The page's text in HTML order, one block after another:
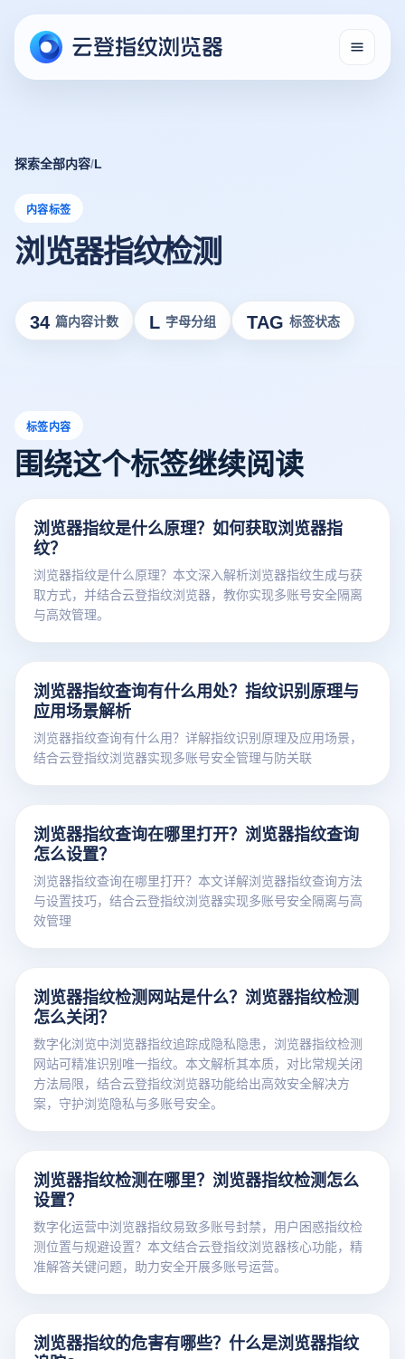
探索全部内容/L
内容标签
浏览器指纹检测
34 篇内容计数 L 字母分组 TAG 标签状态
标签内容
围绕这个标签继续阅读
浏览器指纹是什么原理？如何获取浏览器指
纹？
浏览器指纹是什么原理？本文深入解析浏览器指纹生成与获
取方式，并结合云登指纹浏览器，教你实现多账号安全隔离
与高效管理。
浏览器指纹查询有什么用处？指纹识别原理与
应用场景解析
浏览器指纹查询有什么用？详解指纹识别原理及应用场景，
结合云登指纹浏览器实现多账号安全管理与防关联
浏览器指纹查询在哪里打开？浏览器指纹查询
怎么设置？
浏览器指纹查询在哪里打开？本文详解浏览器指纹查询方法
与设置技巧，结合云登指纹浏览器实现多账号安全隔离与高
效管理
浏览器指纹检测网站是什么？浏览器指纹检测
怎么关闭？
数字化浏览中浏览器指纹追踪成隐私隐患，浏览器指纹检测
网站可精准识别唯一指纹。本文解析其本质，对比常规关闭
方法局限，结合云登指纹浏览器功能给出高效安全解决方
案，守护浏览隐私与多账号安全。
浏览器指纹检测在哪里？浏览器指纹检测怎么
设置？
数字化运营中浏览器指纹易致多账号封禁，用户困惑指纹检
测位置与规避设置？本文结合云登指纹浏览器核心功能，精
准解答关键问题，助力安全开展多账号运营。
浏览器指纹的危害有哪些？什么是浏览器指纹